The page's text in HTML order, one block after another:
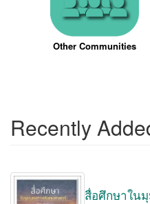
Other Communities
Recently
สื่อศึกษาใน